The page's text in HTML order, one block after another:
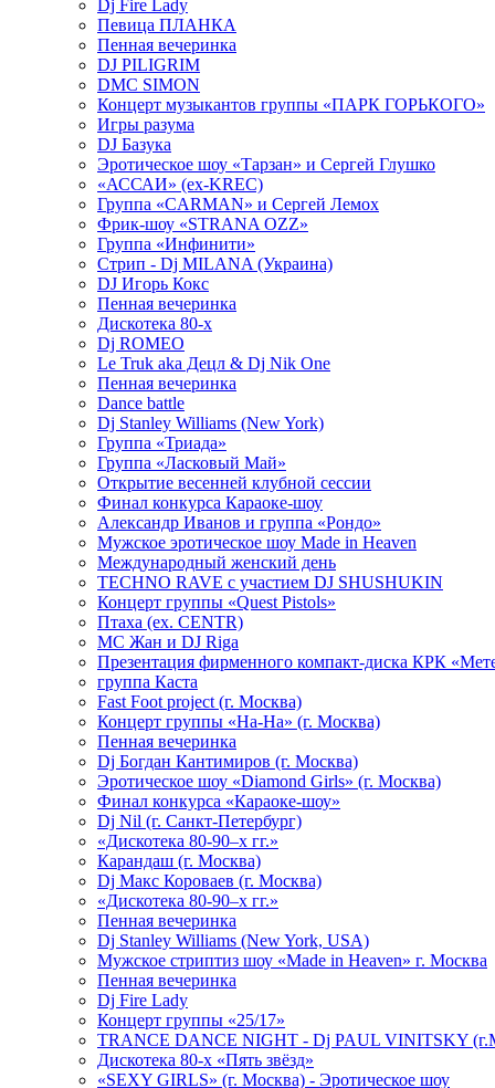
Dj Fire Lady
Певица ПЛАНКА
Пенная вечеринка
DJ PILIGRIM
DMC SIMON
Концерт музыкантов группы «ПАРК ГОРЬКОГО»
Игры разума
DJ Базука
Эротическое шоу «Тарзан» и Сергей Глушко
«АССАИ» (ex-KREC)
Группа «CARMAN» и Сергей Лемох
Фрик-шоу «STRANA OZZ»
Группа «Инфинити»
Стрип - Dj MILANA (Украина)
DJ Игорь Кокс
Пенная вечеринка
Дискотека 80-х
Dj ROMEO
Le Truk aka Децл & Dj Nik One
Пенная вечеринка
Dance battle
Dj Stanley Williams (New York)
Группа «Триада»
Группа «Ласковый Май»
Открытие весенней клубной сессии
Финал конкурса Караоке-шоу
Александр Иванов и группа «Рондо»
Мужское эротическое шоу Made in Heaven
Международный женский день
TECHNO RAVE с участием DJ SHUSHUKIN
Концерт группы «Quest Pistols»
Птаха (ex. CENTR)
МС Жан и DJ Riga
Презентация фирменного компакт-диска КРК
группа Каста
Fast Foot project (г. Москва)
Концерт группы «На-На» (г. Москва)
Пенная вечеринка
Dj Богдан Кантимиров (г. Москва)
Эротическое шоу «Diamond Girls» (г. Москва)
Финал конкурса «Караоке-шоу»
Dj Nil (г. Санкт-Петербург)
«Дискотека 80-90–х гг.»
Карандаш (г. Москва)
Dj Макс Короваев (г. Москва)
«Дискотека 80-90–х гг.»
Пенная вечеринка
Dj Stanley Williams (New York, USA)
Мужское стриптиз шоу «Made in Heaven» г. Москва
Пенная вечеринка
Dj Fire Lady
Концерт группы «25/17»
TRANCE DANCE NIGHT - Dj PAUL VINITSKY
Дискотека 80-х «Пять звёзд»
«SEXY GIRLS» (г. Москва) - Эротическое шоу